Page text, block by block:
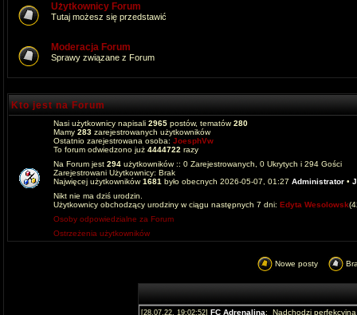
Użytkownicy Forum
Tutaj możesz się przedstawić
Moderacja Forum
Sprawy związane z Forum
Kto jest na Forum
Nasi użytkownicy napisali 2965 postów, tematów280
Mamy 283 zarejestrowanych użytkowników
Ostatnio zarejestrowana osoba: JoesphVw
To forum odwiedzono już 4444722 razy
Na Forum jest 294 użytkowników :: 0 Zarejestrowanych, 0 Ukrytych i 294 Gości
Zarejestrowani Użytkownicy: Brak
Najwięcej użytkowników1681 było obecnych 2026-05-07, 01:27 Administrator •
Nikt nie ma dziś urodzin.
Użytkownicy obchodzący urodziny w ciągu następnych 7 dni: Edyta Wesolowsk
Osoby odpowiedzialne za Forum
Ostrzeżenia użytkowników
Nowe posty